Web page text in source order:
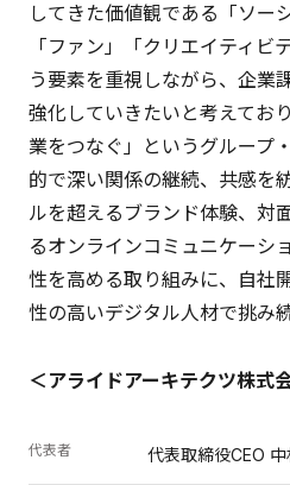
してきた価値観である「ソー
「ファン」「クリエイティビ
う要素を重視しながら、企業
強化していきたいと考えてお
業をつなぐ」というグループ
的で深い関係の継続、共感を
ルを超えるブランド体験、対
るオンラインコミュニケーシ
性を高める取り組みに、自社
性の高いデジタル人材で挑み続
＜アライドアーキテクツ株
代表者 代表取締役CEO